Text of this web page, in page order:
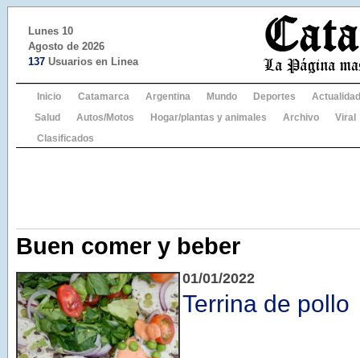
Lunes 10
Agosto de 2026
137 Usuarios en Linea
Inicio Catamarca Argentina Mundo Deportes
Actualidad
Salud
Autos/Motos Hogar/plantas y animales Archivo
Viral
Clasificados
Buen comer y beber
01/01/2022
Terrina de pollo